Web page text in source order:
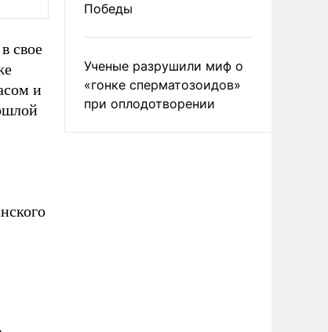
свое
и
Победы
Ученые разрушили миф о
«гонке сперматозоидов»
при оплодотворении